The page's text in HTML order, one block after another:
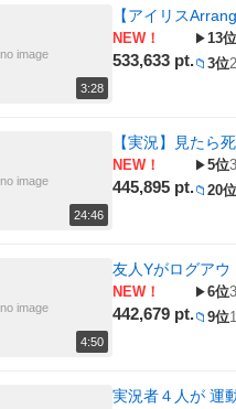
no image
3:28
【アイリス
NEW！
533,633 pt.
▶13位
📁 3位
no image
24:46
【実況】見たら
NEW！
445,895 pt.
▶5位
📁 20位
no image
4:50
友人Yがログアウ
NEW！
442,679 pt.
▶6位
📁 9位
実況者４人が 運